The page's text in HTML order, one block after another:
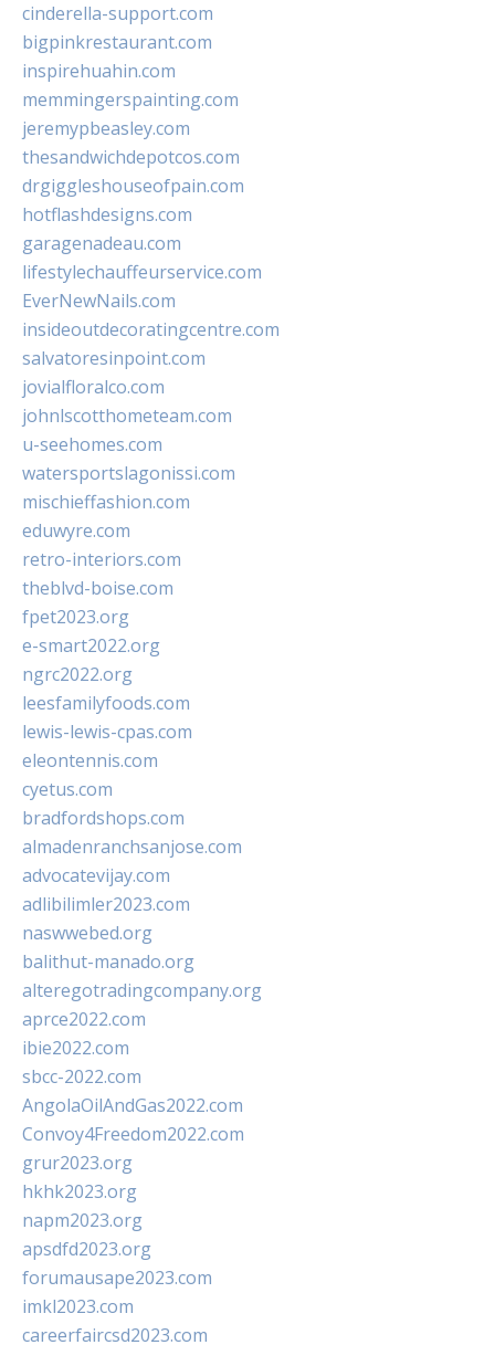
cinderella-support.com
bigpinkrestaurant.com
inspirehuahin.com
memmingerspainting.com
jeremypbeasley.com
thesandwichdepotcos.com
drgiggleshouseofpain.com
hotflashdesigns.com
garagenadeau.com
lifestylechauffeurservice.com
EverNewNails.com
insideoutdecoratingcentre.com
salvatoresinpoint.com
jovialfloralco.com
johnlscotthometeam.com
u-seehomes.com
watersportslagonissi.com
mischieffashion.com
eduwyre.com
retro-interiors.com
theblvd-boise.com
fpet2023.org
e-smart2022.org
ngrc2022.org
leesfamilyfoods.com
lewis-lewis-cpas.com
eleontennis.com
cyetus.com
bradfordshops.com
almadenranchsanjose.com
advocatevijay.com
adlibilimler2023.com
naswwebed.org
balithut-manado.org
alteregotradingcompany.org
aprce2022.com
ibie2022.com
sbcc-2022.com
AngolaOilAndGas2022.com
Convoy4Freedom2022.com
grur2023.org
hkhk2023.org
napm2023.org
apsdfd2023.org
forumausape2023.com
imkl2023.com
careerfaircsd2023.com